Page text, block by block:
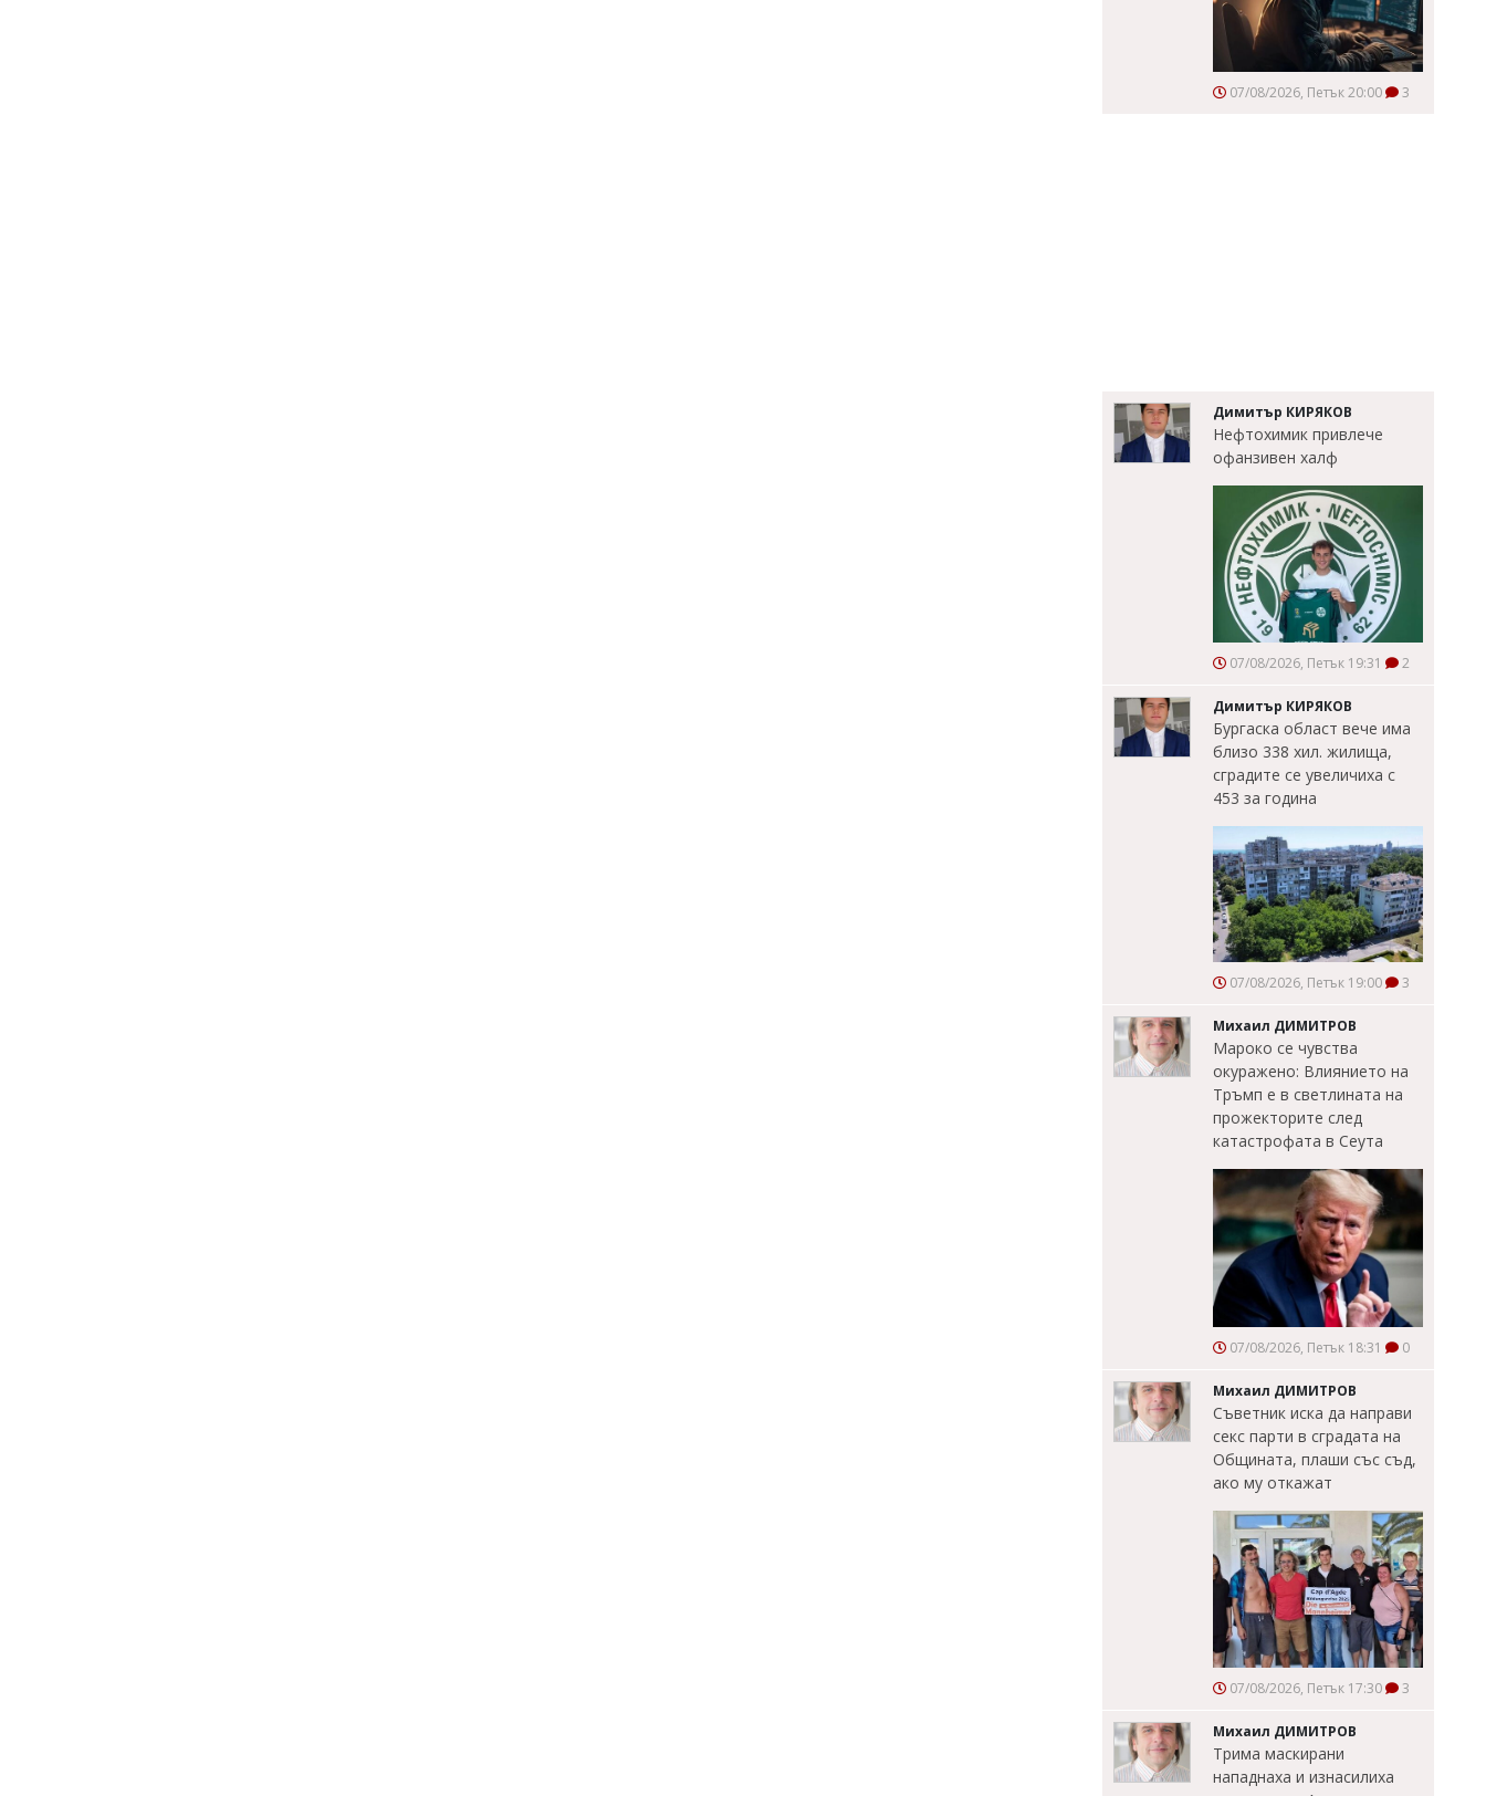
07/08/2026, Петък 20:00 3
Димитър КИРЯКОВ
Нефтохимик привлече
офанзивен халф
07/08/2026, Петък 19:31 2
Димитър КИРЯКОВ
Бургаска област вече има
близо 338 хил. жилища,
сградите се увеличиха с
453 за година
07/08/2026, Петък 19:00 3
Михаил ДИМИТРОВ
Мароко се чувства
окуражено: Влиянието на
Тръмп е в светлината на
прожекторите след
катастрофата в Сеута
07/08/2026, Петък 18:31 0
Михаил ДИМИТРОВ
Съветник иска да направи
секс парти в сградата на
Общината, плаши със съд,
ако му откажат
07/08/2026, Петък 17:30 3
Михаил ДИМИТРОВ
Трима маскирани
нападнаха и изнасилиха